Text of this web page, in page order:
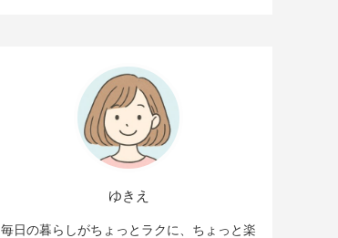
ゆきえ
毎日の暮らしがちょっとラクに、ちょっと楽